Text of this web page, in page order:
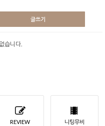
글쓰기
습니다.
REVIEW 니팅무비